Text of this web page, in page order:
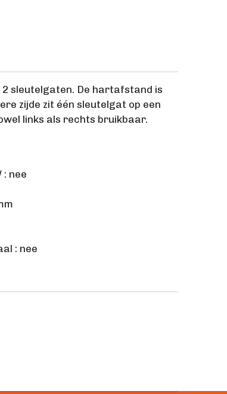
2 sleutelgaten. De hartafstand is
zijde zit één sleutelgat op een
links als rechts bruikbaar.
: nee
: nee